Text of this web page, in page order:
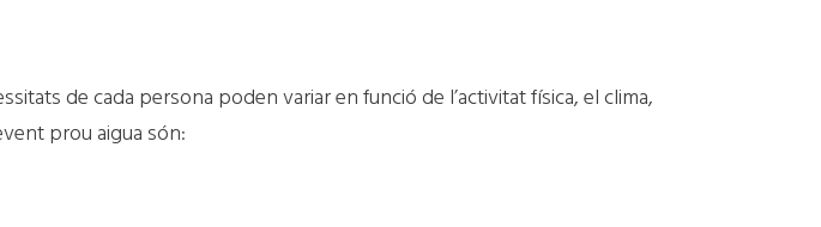
de cada persona poden variar en funció de l’activitat física, el clima,
prou aigua són: